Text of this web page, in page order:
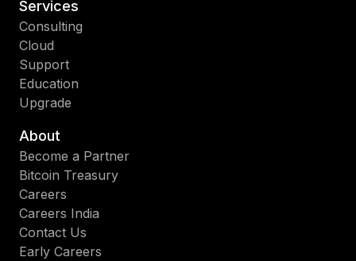
Services
Consulting
Cloud
Support
Education
Upgrade
About
Become a Partner
Bitcoin Treasury
Careers
Careers India
Contact Us
Early Careers